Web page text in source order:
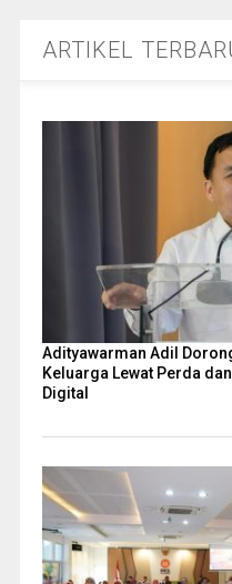
ARTIKEL
Adityawarman Adil
Keluarga Lewat Perda
Digital